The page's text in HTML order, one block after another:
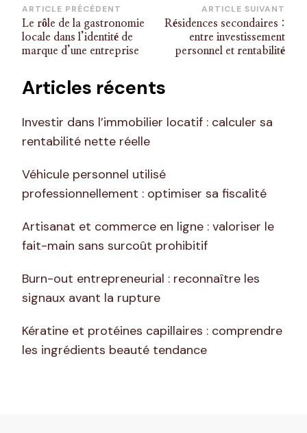
Navigation
d’article
ARTICLE PRÉCÉDENT
Le rôle de la gastronomie
locale dans l’identité de
marque d’une entreprise
ARTICLE SUIVANT
Résidences secondaires :
entre investissement
personnel et rentabilité
Articles récents
Investir dans l’immobilier locatif : calculer sa
rentabilité nette réelle
Véhicule personnel utilisé
professionnellement : optimiser sa fiscalité
Artisanat et commerce en ligne : valoriser le
fait-main sans surcoût prohibitif
Burn-out entrepreneurial : reconnaître les
signaux avant la rupture
Kératine et protéines capillaires : comprendre
les ingrédients beauté tendance